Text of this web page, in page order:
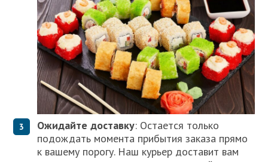
Ожидайте доставку: Остается только
подождать момента прибытия заказа прямо
к вашему порогу. Наш курьер доставит вам